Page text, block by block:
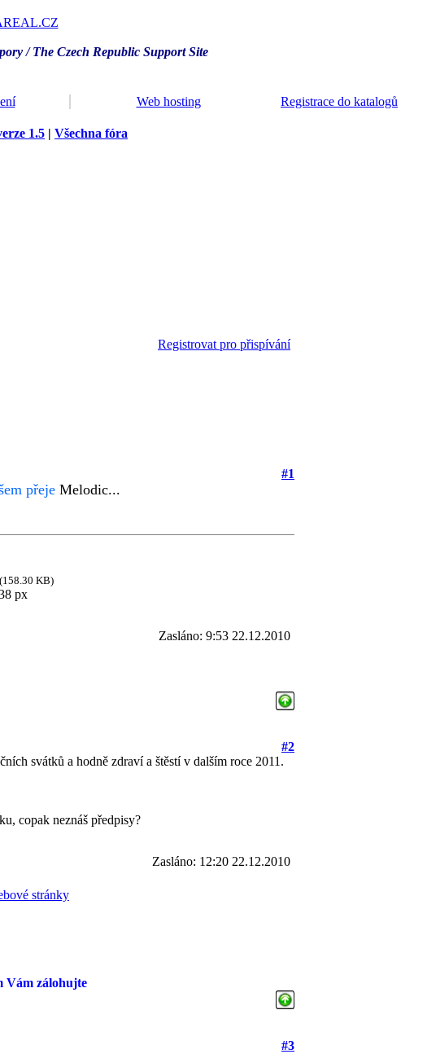
/ The Czech Republic Support Site
Web hosting Registrace do katalogů
1.5 | Všechna fóra
Registrovat pro přispívání
#1
přeje Melodic...
(158.30 KB)
Zasláno: 9:53 22.12.2010
#2
svátků a hodně zdraví a štěstí v dalším roce 2011.
copak neznáš předpisy?
Zasláno: 12:20 22.12.2010
stránky
Vám zálohujte
#3